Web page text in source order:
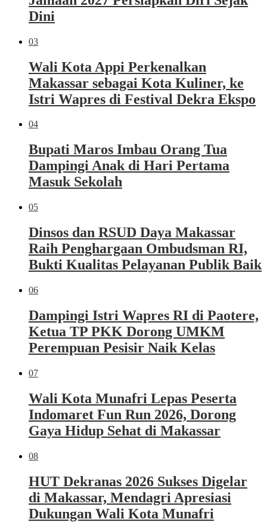
Dini
03
Wali Kota Appi Perkenalkan
Makassar sebagai Kota Kuliner, ke
Istri Wapres di Festival Dekra Ekspo
04
Bupati Maros Imbau Orang Tua
Dampingi Anak di Hari Pertama
Masuk Sekolah
05
Dinsos dan RSUD Daya Makassar
Raih Penghargaan Ombudsman RI,
Bukti Kualitas Pelayanan Publik Baik
06
Dampingi Istri Wapres RI di Paotere,
Ketua TP PKK Dorong UMKM
Perempuan Pesisir Naik Kelas
07
Wali Kota Munafri Lepas Peserta
Indomaret Fun Run 2026, Dorong
Gaya Hidup Sehat di Makassar
08
HUT Dekranas 2026 Sukses Digelar
di Makassar, Mendagri Apresiasi
Dukungan Wali Kota Munafri